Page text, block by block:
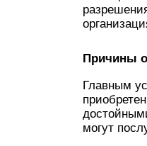
Причины
Главным
могут